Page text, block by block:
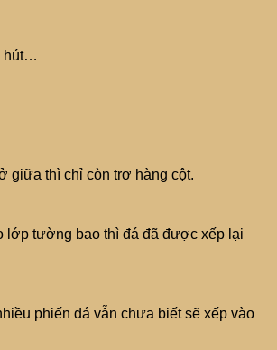
hút…
giữa thì chỉ còn trơ hàng cột.
lớp tường bao thì đá đã được xếp lại
phiến đá vẫn chưa biết sẽ xếp vào